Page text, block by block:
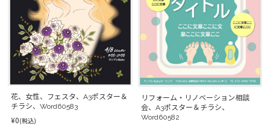
花、女性、フェスタ、A3ポスター＆
チラシ、Word60583
¥0(税込)
リフォーム・リノベーション相談
会、A3ポスター＆チラシ、
Word60582